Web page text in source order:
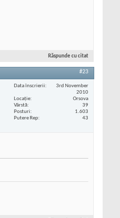
Răspunde cu citat
#23
Data înscrierii
3rd November
2010
Locaţie
Orsova
Vârstă
39
Posturi
1.603
Putere Rep
43